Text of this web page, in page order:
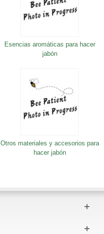
Esencias aromáticas para hacer
jabón
Otros materiales y accesorios para
hacer jabón